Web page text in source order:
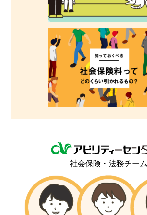
社会保険・法務チーム